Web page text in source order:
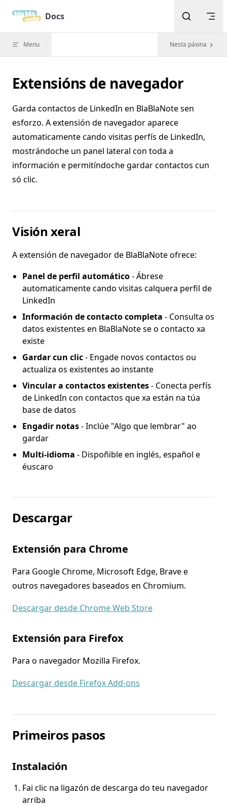
Skip to contentDocs
Menu Nesta páxina
Extensións de navegador
Garda contactos de LinkedIn en BlaBlaNote sen
esforzo. A extensión de navegador aparece
automaticamente cando visitas perfís de LinkedIn,
mostrándoche un panel lateral con toda a
información e permitíndoche gardar contactos cun
só clic.
Visión xeral
A extensión de navegador de BlaBlaNote ofrece:
Panel de perfil automático- Ábrese
automaticamente cando visitas calquera perfil de
LinkedIn
Información de contacto completa - Consulta os
datos existentes en BlaBlaNote se o contacto xa
existe
Gardar cun clic- Engade novos contactos ou
actualiza os existentes ao instante
Vincular a contactos existentes- Conecta perfís
de LinkedIn con contactos que xa están na túa
base de datos
Engadir notas- Inclúe "Algo que lembrar" ao
gardar
Multi-idioma - Dispoñible en inglés, español e
éuscaro
Descargar
Extensión para Chrome
Para Google Chrome, Microsoft Edge, Brave e
outros navegadores baseados en Chromium.
Descargar desde Chrome Web Store
Extensión para Firefox
Para o navegador Mozilla Firefox.
Descargar desde Firefox Add-ons
Primeiros pasos
Instalación
Fai clic na ligazón de descarga do teu navegador
arriba